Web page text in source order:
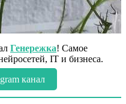
Генережка! Самое
IT и бизнеса.
канал